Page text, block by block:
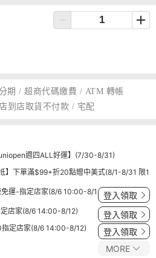
期 / 超商代碼繳費 / ATM 轉帳
到店取貨不付款 / 宅配
uniopen週四ALL好運】(7/30-8/31)
抵】下單滿$99+折20點贈中美式(8/1-8/31 限1
運-指定店家(8/6 10:00-8/1
登入領取
店家(8/6 14:00-8/12) 登入領取
定店家(8/6 14:00-8/12) 登入領取
MORE